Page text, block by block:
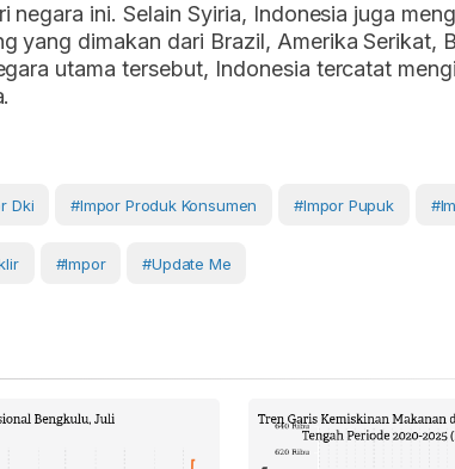
negara ini. Selain Syiria, Indonesia juga
yang dimakan dari Brazil, Amerika Serikat,
utama tersebut, Indonesia tercatat
Dki #impor Produk Konsumen #Impor Pupuk
#Impor #Update Me